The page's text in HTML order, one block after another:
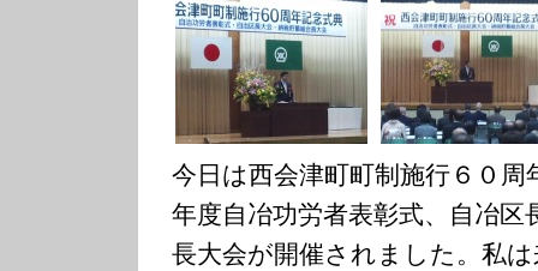
今日は西会津町町制施行６０周
年度自冶功労者表彰式、自冶区
長大会が開催されました。私